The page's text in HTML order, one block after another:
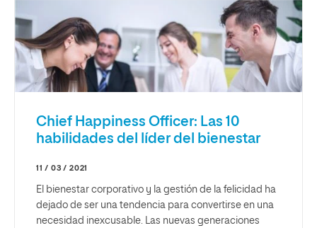
Chief Happiness Officer: Las 10
habilidades del líder del bienestar
11 / 03 / 2021
El bienestar corporativo y la gestión de la felicidad ha
dejado de ser una tendencia para convertirse en una
necesidad inexcusable. Las nuevas generaciones